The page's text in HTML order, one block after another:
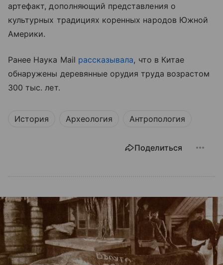
артефакт, дополняющий представления о
культурных традициях коренных народов Южной
Америки.
Ранее Наука Mail рассказывала, что в Китае
обнаружены деревянные орудия труда возрастом
300 тыс. лет.
История Археология Антропология
Поделиться